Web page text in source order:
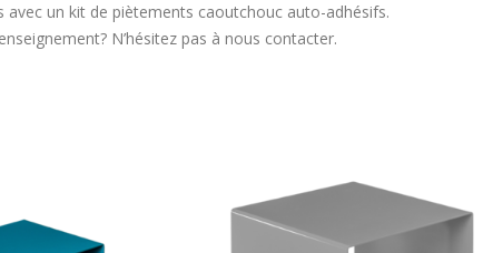
avec un kit de piètements caoutchouc auto-adhésifs.
N’hésitez pas à nous contacter.